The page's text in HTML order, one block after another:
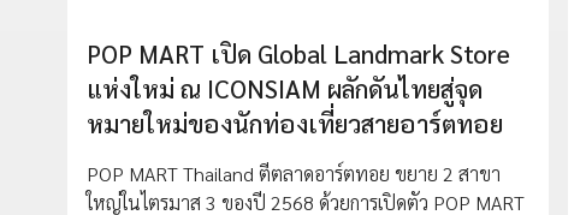
POP MART เปิด Global Landmark Store
แห่งใหม่ ณ ICONSIAM ผลักดันไทยสู่จุด
หมายใหม่ของนักท่องเที่ยวสายอาร์ตทอย
POP MART Thailand ตีตลาดอาร์ตทอย ขยาย 2 สาขา
ใหญ่ในไตรมาส 3 ของปี 2568 ด้วยการเปิดตัว POP MART